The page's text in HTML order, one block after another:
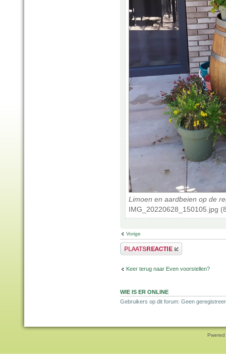
Limoen en aardbeien op de
IMG_20220628_150105.jpg
Vorige
Plaats een reactie
Keer terug naar Even voorstellen?
WIE IS ER ONLINE
Gebruikers op dit forum: Geen